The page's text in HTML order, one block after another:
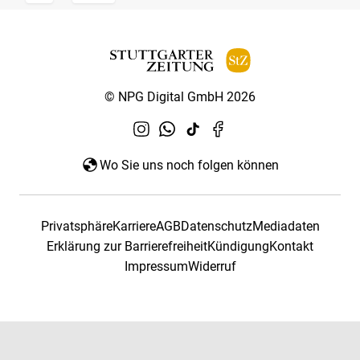
© NPG Digital GmbH 2026
Wo Sie uns noch folgen können
PrivatsphäreKarriereAGBDatenschutzMediadaten
Erklärung zur BarrierefreiheitKündigungKontakt
ImpressumWiderruf